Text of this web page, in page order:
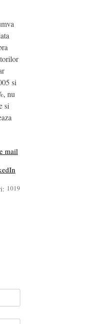
si
nu
si
mail
1019